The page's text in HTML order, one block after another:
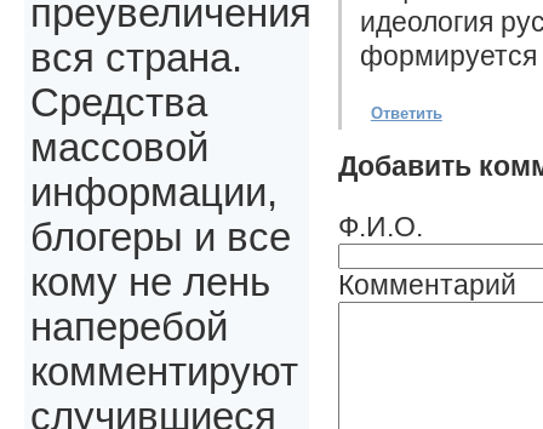
идеология
формируется
Ответить
Добавить
Ф.И.О.
Комментарий
преувеличения
вся страна.
Средства
массовой
информации,
блогеры и все
кому не лень
наперебой
комментируют
случившиеся